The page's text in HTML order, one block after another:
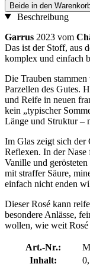
Beide in den
Beschreibung
Garrus 2023 vom
Das ist der Stoff, aus
komplex und einfach
Die Trauben stammen
Parzellen des Gutes.
und Reife in neuen
kein „typischer
Länge und Struktur –
Im Glas zeigt sich der
Reflexen. In der Nase
Vanille und
mit straffer Säure,
einfach nicht enden
Dieser Rosé kann
besondere Anlässe,
wollen, wie weit Rosé
Art.-Nr.:
Inhalt: